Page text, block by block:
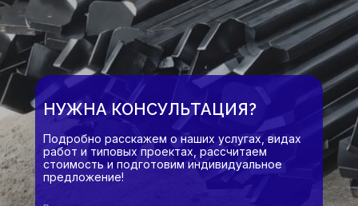
НУЖНА КОНСУЛЬТАЦИЯ?
Подробно расскажем о наших услугах, видах
работ и типовых проектах, рассчитаем
стоимость и подготовим индивидуальное
предложение!